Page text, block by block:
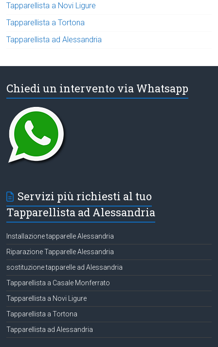
Tapparellista a Novi Ligure
Tapparellista a Tortona
Tapparellista ad Alessandria
Chiedi un intervento via Whatsapp
Servizi più richiesti al tuo
Tapparellista ad Alessandria
Installazione tapparelle Alessandria
Riparazione Tapparelle Alessandria
sostituzione tapparelle ad Alessandria
Tapparellista a Casale Monferrato
Tapparellista a Novi Ligure
Tapparellista a Tortona
Tapparellista ad Alessandria